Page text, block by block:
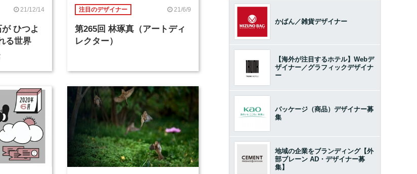
21/12/14
ひつよ
る世界
注目のデザイナー 21/6/9
第265回 林琢真（アートディ
レクター）
かばん／雑貨デザイナー
【海外が注目するホテル】Webデ
ザイナー／グラフィックデザイナ
ー
パッケージ（商品）デザイナー募
集
地域の企業をブランディング【外
部ブレーン AD・デザイナー募
集】